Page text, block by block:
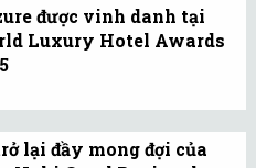
định chiến lược
trên vai những
khổng lồ” để xác
mực mới cho
trúc nội thất tại Việt
được vinh danh tại
Luxury Hotel Awards
đậm phong cách
lại đầy mong đợi của